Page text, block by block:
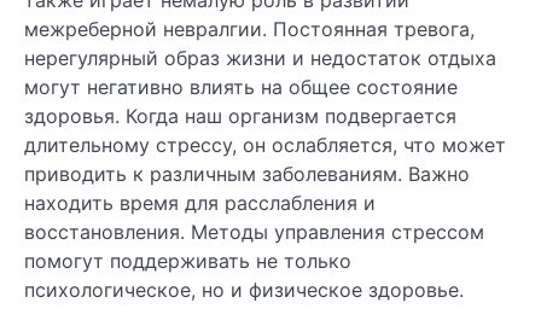
межреберной невралгии. Постоянная тревога,
нерегулярный образ жизни и недостаток отдыха
могут негативно влиять на общее состояние
здоровья. Когда наш организм подвергается
длительному стрессу, он ослабляется, что может
приводить к различным заболеваниям. Важно
находить время для расслабления и
восстановления. Методы управления стрессом
помогут поддерживать не только
психологическое, но и физическое здоровье.